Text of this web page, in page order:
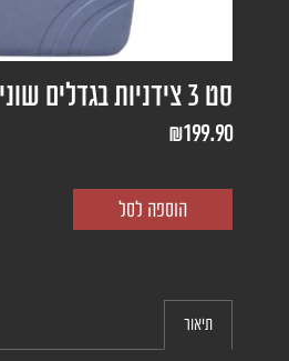
סט 3 צידניות בגדלים שונים
₪199.90
הוספה לסל
תיאור